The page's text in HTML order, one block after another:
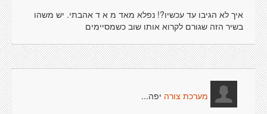
איך לא הגיבו עד עכשיו?! נפלא מאד מ א ד אהבתי. יש משהו
בשיר הזה שגורם לקרוא אותו שוב כשמסיימים
מערכת צורה יפה...